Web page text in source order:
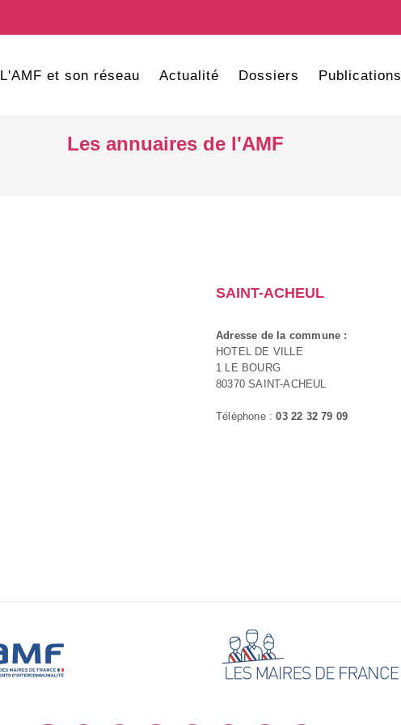
L'AMF et son réseau Actualité Dossiers Publications
Les annuaires de l'AMF
SAINT-ACHEUL
Adresse de la commune :
HOTEL DE VILLE
1 LE BOURG
80370 SAINT-ACHEUL
Téléphone :03 22 32 79 09